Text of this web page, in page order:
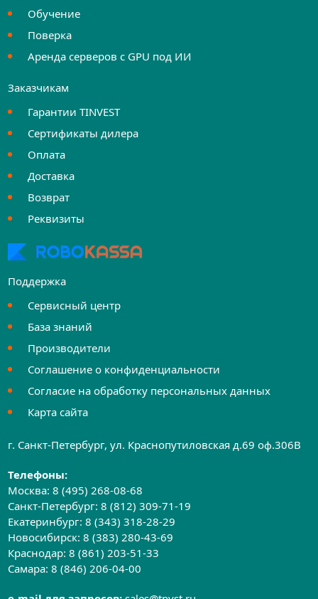
Обучение
Поверка
Аренда серверов с GPU под ИИ
Заказчикам
Гарантии TINVEST
Сертификаты дилера
Оплата
Доставка
Возврат
Реквизиты
Поддержка
Сервисный центр
База знаний
Производители
Соглашение о конфиденциальности
Согласие на обработку персональных данных
Карта сайта
г. Санкт-Петербург, ул. Краснопутиловская д.69 оф.306B
Телефоны:
Москва:8 (495) 268-08-68
Санкт-Петербург:8 (812) 309-71-19
Екатеринбург:8 (343) 318-28-29
Новосибирск:8 (383) 280-43-69
Краснодар:8 (861) 203-51-33
Самара:8 (846) 206-04-00